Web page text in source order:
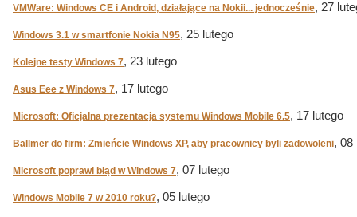
VMWare: Windows CE i Android, działające na Nokii... jednocześnie, 27
Windows 3.1 w smartfonie Nokia N95, 25 lutego
Kolejne testy Windows 7, 23 lutego
Asus Eee z Windows 7, 17 lutego
Microsoft: Oficjalna prezentacja systemu Windows Mobile 6.5, 17 lutego
Ballmer do firm: Zmieńcie Windows XP, aby pracownicy byli zadowoleni, 08
Microsoft poprawi błąd w Windows 7, 07 lutego
Windows Mobile 7 w 2010 roku?, 05 lutego